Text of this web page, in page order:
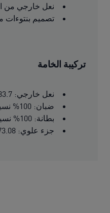
نعل خارجي من
تصميم بنتوءات
تركيبة الخامة
نعل خارجي: 83.7% مطاط, 16.3% اصطناعي
ضبان: 100% نسيج
بطانة: 100% نسيج
جزء علوي: 73.08% نسيج, 26.92% اصطناعي